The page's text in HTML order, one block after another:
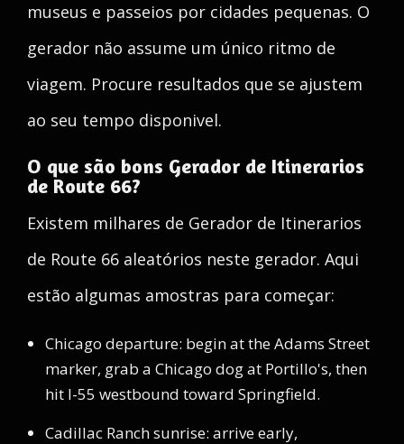
museus e passeios por cidades pequenas. O
gerador não assume um único ritmo de
viagem. Procure resultados que se ajustem
ao seu tempo disponivel.
O que são bons Gerador de Itinerarios
de Route 66?
Existem milhares de Gerador de Itinerarios
de Route 66 aleatórios neste gerador. Aqui
estão algumas amostras para começar:
Chicago departure: begin at the Adams Street
marker, grab a Chicago dog at Portillo's, then
hit I-55 westbound toward Springfield.
Cadillac Ranch sunrise: arrive early,